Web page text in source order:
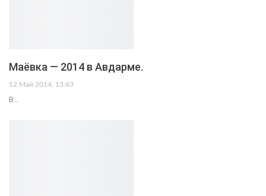
Маёвка — 2014 в Авдарме.
12 Май 2014, 13:43
В…